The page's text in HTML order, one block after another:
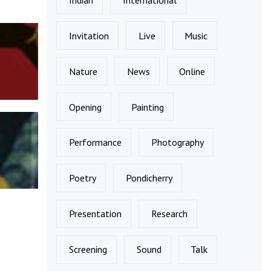
Invitation Live Music
Nature News Online
Opening Painting
Performance Photography
Poetry Pondicherry
Presentation Research
Screening Sound Talk